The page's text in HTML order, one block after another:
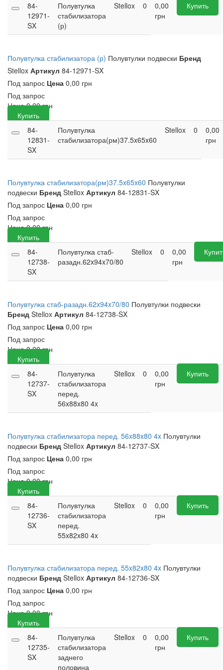
84-
12971-
SX
Полувтулка
стабилизатора
(р)
Stellox 0
0,00
грн
Купить
Полувтулка стабилизатора (р) Полувтулки подвески Бренд
Stellox Артикул 84-12971-SX
Под запрос Цена 0,00 грн
Под запрос
Цена 0,00грн
Купить
84-
12831-
SX
Полувтулка
стабилизатора(рм)37.5x65x60
Stellox 0
0,00
грн
Полувтулка стабилизатора(рм)37.5x65x60 Полувтулки
подвески Бренд Stellox Артикул 84-12831-SX
Под запрос Цена 0,00 грн
Под запрос
Цена 0,00грн
Купить
84-
12738-
SX
Полувтулка стаб-
разадн.62x94x70/80
Stellox 0
0,00
грн
Полувтулка стаб-разадн.62x94x70/80 Полувтулки подвески
Бренд Stellox Артикул 84-12738-SX
Под запрос Цена 0,00 грн
Под запрос
Цена 0,00грн
Купить
84-
12737-
SX
Полувтулка
стабилизатора
перед.
56x88x80 4x
Stellox 0
0,00
грн
Купить
Полувтулка стабилизатора перед. 56x88x80 4x Полувтулки
подвески Бренд Stellox Артикул 84-12737-SX
Под запрос Цена 0,00 грн
Под запрос
Цена 0,00грн
Купить
84-
12736-
SX
Полувтулка
стабилизатора
перед.
55x82x80 4x
Stellox 0
0,00
грн
Купить
Полувтулка стабилизатора перед. 55x82x80 4x Полувтулки
подвески Бренд Stellox Артикул 84-12736-SX
Под запрос Цена 0,00 грн
Под запрос
Цена 0,00грн
Купить
84-
12735-
SX
Полувтулка
стабилизатора
заднего
половина
Stellox 0
0,00
грн
Купить